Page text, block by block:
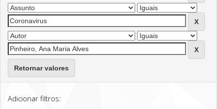
Retornar valores
Adicionar filtros: